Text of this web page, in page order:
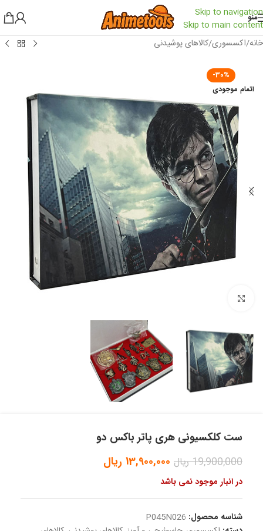
Skip to navigation
Skip to main content
منو
خانه/اکسسوری/کالاهای پوشیدنی
-30%
اتمام موجودی
ست کلکسیونی هری پاتر باکس دو
19,900,000ریال 13,900,000 ریال
در انبار موجود نمی باشد
شناسه محصول: P045N026